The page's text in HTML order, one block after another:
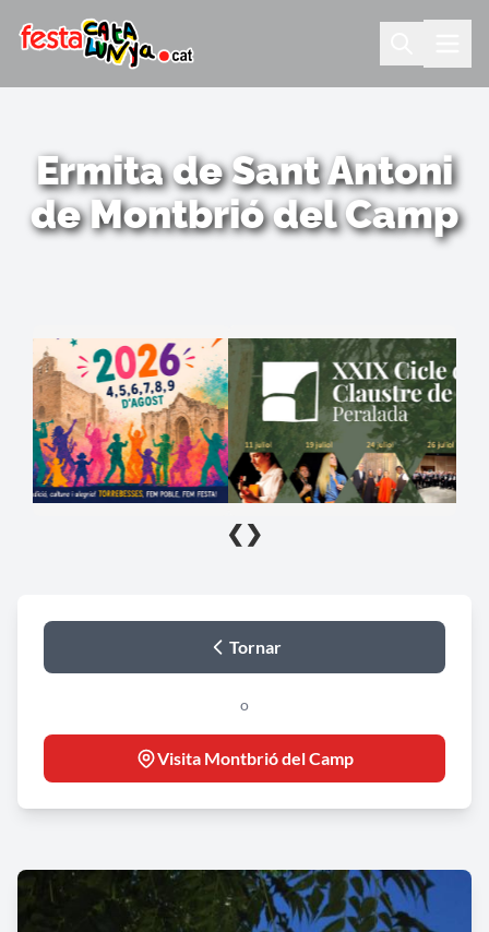
Ermita de Sant Antoni
de Montbrió del Camp
❮ ❯
Tornar
o
Visita Montbrió del Camp